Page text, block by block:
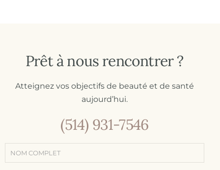
Prêt à nous rencontrer ?
Atteignez vos objectifs de beauté et de santé
aujourd’hui.
(514) 931-7546
Formulaire
de contact